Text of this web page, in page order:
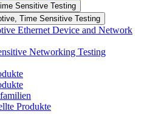
Sensitive Testing
Time Sensitive Testing
Ethernet Device and Network
Networking Testing
Produkte